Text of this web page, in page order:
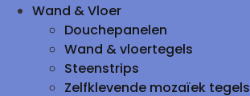
Wand & Vloer
Douchepanelen
Wand & vloertegels
Steenstrips
Zelfklevende mozaïek tegels